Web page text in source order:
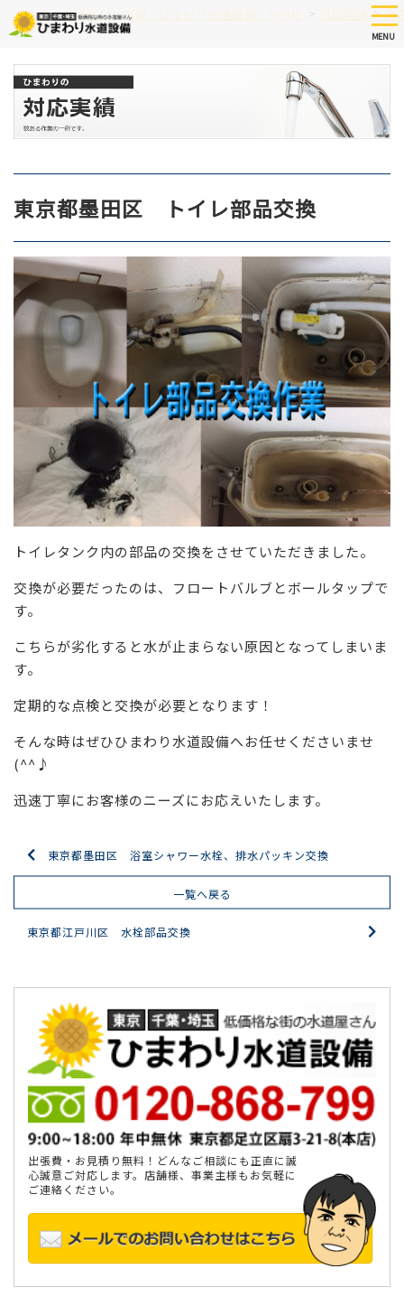
Skip
to
content
MENU
つまり、水漏れなど修理 ひまわり水道設備 HOME >東
東京都墨田区 トイレ部品交換
トイレタンク内の部品の交換をさせていただきました。
交換が必要だったのは、フロートバルブとボールタップで
す。
こちらが劣化すると水が止まらない原因となってしまいま
す。
定期的な点検と交換が必要となります！
そんな時はぜひひまわり水道設備へお任せくださいませ
(^^♪
迅速丁寧にお客様のニーズにお応えいたします。
東京都墨田区 浴室シャワー水栓、排水パッキン交換
一覧へ戻る
東京都江戸川区 水栓部品交換
出張費・お見積り無料！どんなご相談にも正直に誠
心誠意ご対応します。店舗様、事業主様もお気軽に
ご連絡ください。